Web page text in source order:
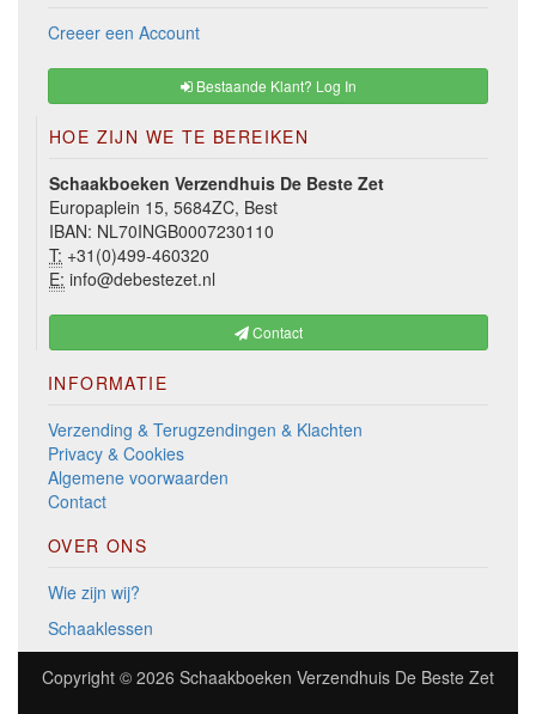
Creeer een Account
Bestaande Klant? Log In
HOE ZIJN WE TE BEREIKEN
Schaakboeken Verzendhuis De Beste Zet
Europaplein 15, 5684ZC, Best
IBAN: NL70INGB0007230110
T: +31(0)499-460320
E: info@debestezet.nl
Contact
INFORMATIE
Verzending & Terugzendingen & Klachten
Privacy & Cookies
Algemene voorwaarden
Contact
OVER ONS
Wie zijn wij?
Schaaklessen
Copyright © 2026 Schaakboeken Verzendhuis De Beste Zet